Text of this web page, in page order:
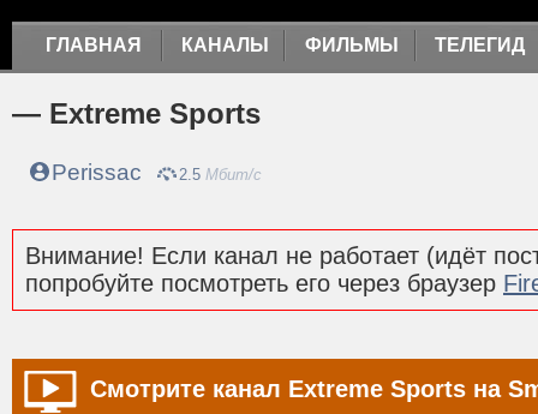
ГЛАВНАЯ КАНАЛЫ ФИЛЬМЫ ТЕЛЕГИД
— Extreme Sports
Perissac 2.5 Мбит/с
Внимание! Если канал не работает (идёт
попробуйте посмотреть его через браузер
Смотрите канал Extreme Sports на